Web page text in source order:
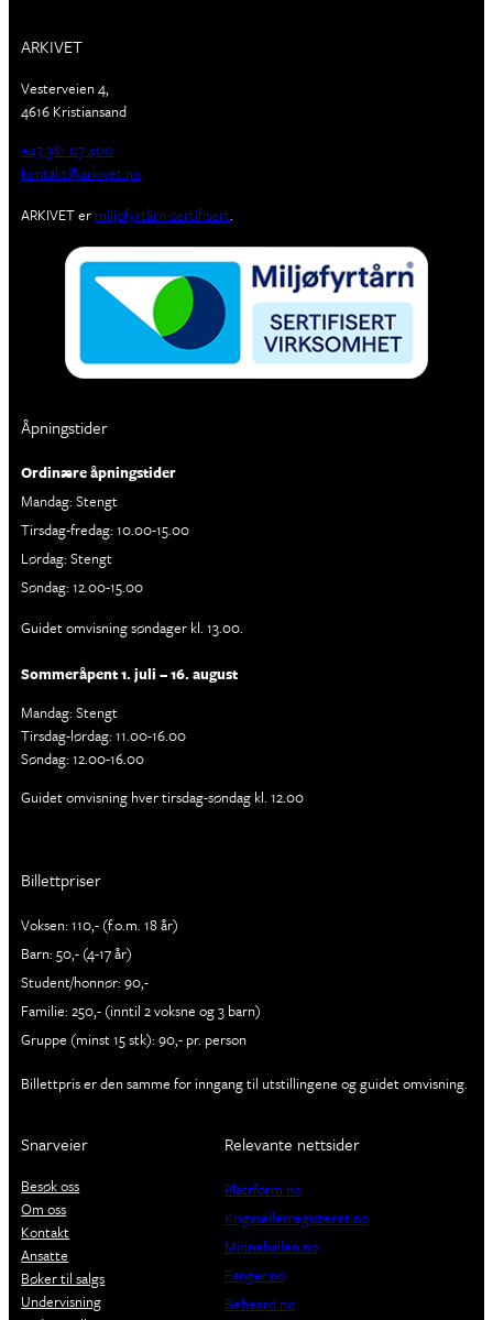
ARKIVET
Vesterveien 4,
4616 Kristiansand
+47 381 07 400
kontakt@arkivet.no
ARKIVET er miljøfyrtårn-sertifisert.
Åpningstider
Ordinære åpningstider
Mandag: Stengt
Tirsdag-fredag: 10.00-15.00
Lørdag: Stengt
Søndag: 12.00-15.00
Guidet omvisning søndager kl. 13.00.
Sommeråpent 1. juli – 16. august
Mandag: Stengt
Tirsdag-lørdag: 11.00-16.00
Søndag: 12.00-16.00
Guidet omvisning hver tirsdag-søndag kl. 12.00
Billettpriser
Voksen: 110,- (f.o.m. 18 år)
Barn: 50,- (4-17 år)
Student/honnør: 90,-
Familie: 250,- (inntil 2 voksne og 3 barn)
Gruppe (minst 15 stk): 90,- pr. person
Billettpris er den samme for inngang til utstillingene og guidet omvisning.
Snarveier
Besøk oss
Om oss
Kontakt
Ansatte
Bøker til salgs
Undervisning
Relevante nettsider
Plattform.no
Krigsseilerregisteret.no
Minnehallen.no
Fanger.no
Beheard.no